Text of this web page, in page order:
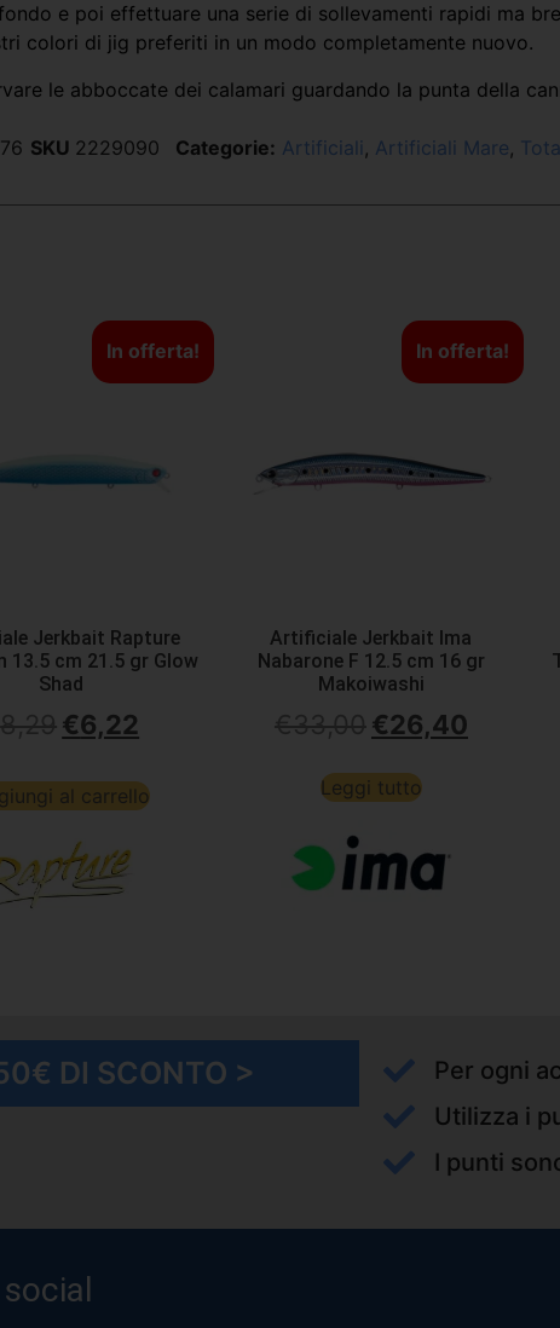
e poi effettuare una serie di sollevamenti rapidi ma
colori di jig preferiti in un modo completamente nuovo.
le abboccate dei calamari guardando la punta della
SKU 2229090 Categorie: Artificiali , Artificiali Mare,
In offerta!
Jerkbait Rapture
13.5 cm 21.5 gr Glow
Shad
€6,22
al carrello
In offerta!
Artificiale Jerkbait Ima
Nabarone F 12.5 cm 16 gr
Makoiwashi
€26,40
Leggi tutto
DI SCONTO >
Per ogni
Utilizza i
I punti